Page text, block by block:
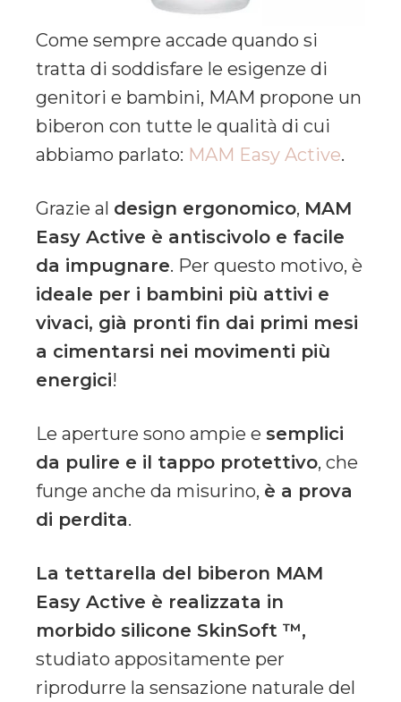
Come sempre accade quando si
tratta di soddisfare le esigenze di
genitori e bambini, MAM propone un
biberon con tutte le qualità di cui
abbiamo parlato: MAM Easy Active.
Grazie al design ergonomico, MAM
Easy Active è antiscivolo e facile
da impugnare. Per questo motivo, è
ideale per i bambini più attivi e
vivaci, già pronti fin dai primi mesi
a cimentarsi nei movimenti più
energici!
Le aperture sono ampie e semplici
da pulire e il tappo protettivo, che
funge anche da misurino, è a prova
di perdita.
La tettarella del biberon MAM
Easy Active è realizzata in
morbido silicone SkinSoft ™,
studiato appositamente per
riprodurre la sensazione naturale del